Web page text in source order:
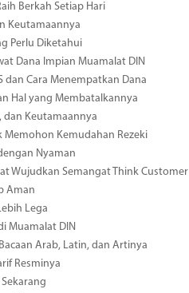
Berkah Setiap Hari
Keutamaannya
Perlu Diketahui
Dana Impian Muamalat DIN
dan Cara Menempatkan Dana
Hal yang Membatalkannya
dan Keutamaannya
Kemudahan Rezeki
Nyaman
Wujudkan Semangat Think Customer
Aman
Lega
Muamalat DIN
Arab, Latin, dan Artinya
Resminya